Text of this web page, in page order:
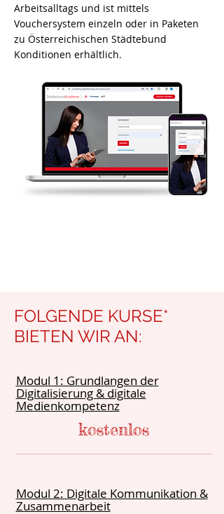
Arbeitsalltags und ist mittels
Vouchersystem einzeln oder in Paketen
zu Österreichischen Städtebund
Konditionen erhältlich.
FOLGENDE KURSE*
BIETEN WIR AN:
Modul 1: Grundlangen der
Digitalisierung & digitale
Medienkompetenz
kostenlos
Modul 2: Digitale Kommunikation &
Zusammenarbeit